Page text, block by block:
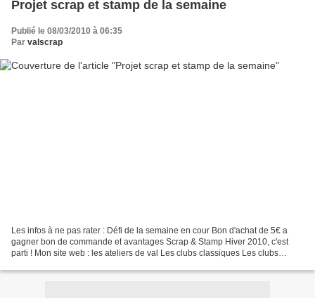
Projet scrap et stamp de la semaine
Publié le 08/03/2010 à 06:35
Par valscrap
Les infos à ne pas rater : Défi de la semaine en cour Bon d'achat de 5€ a
gagner bon de commande et avantages Scrap & Stamp Hiver 2010, c'est
parti ! Mon site web : les ateliers de val Les clubs classiques Les clubs